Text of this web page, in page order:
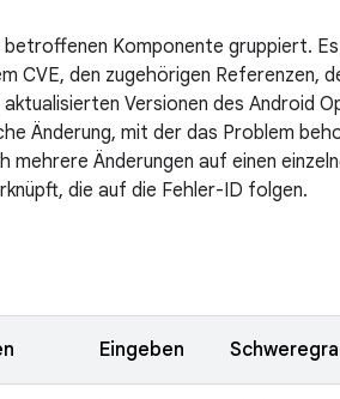
Komponente gruppiert.
CVE, den zugehörigen Referenzen,
Versionen des Android
Änderung, mit der das Problem
mehrere Änderungen auf einen
die auf die Fehler-ID folgen.
Eingeben